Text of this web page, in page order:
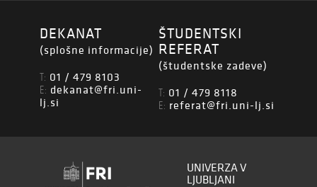
DEKANAT
(splošne informacije)
T: 01 / 479 8103
E: dekanat@fri.uni-
lj.si
ŠTUDENTSKI
REFERAT
(študentske zadeve)
T: 01 / 479 8118
E: referat@fri.uni-lj.si
UNIVERZA V
LJUBLJANI